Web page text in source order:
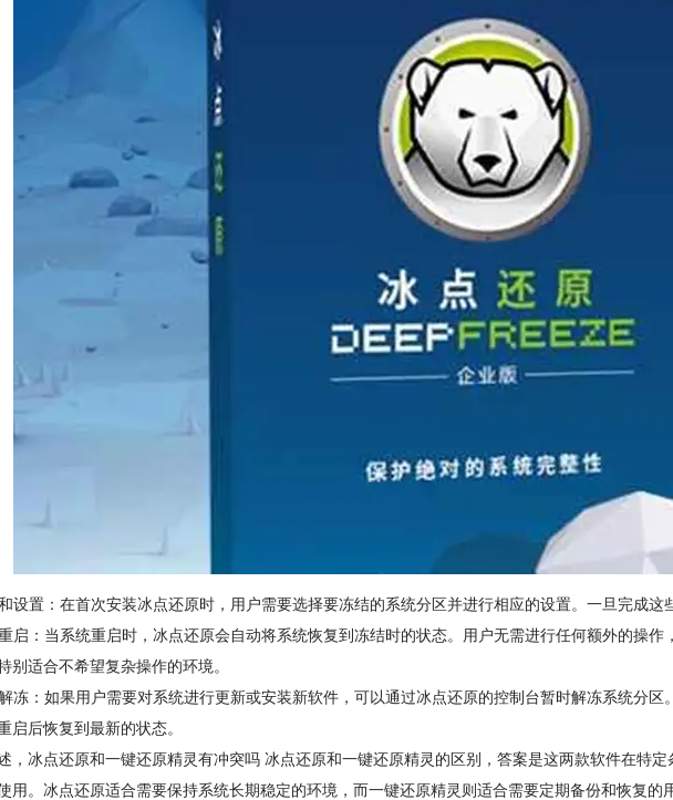
设置：在首次安装冰点还原时，用户需要选择要冻结的系统分区并进行相应的设置。一旦完成这
启：当系统重启时，冰点还原会自动将系统恢复到冻结时的状态。用户无需进行任何额外的操
别适合不希望复杂操作的环境。
冻：如果用户需要对系统进行更新或安装新软件，可以通过冰点还原的控制台暂时解冻系统分
启后恢复到最新的状态。
，冰点还原和一键还原精灵有冲突吗 冰点还原和一键还原精灵的区别，答案是这两款软件在特
用。冰点还原适合需要保持系统长期稳定的环境，而一键还原精灵则适合需要定期备份和恢复